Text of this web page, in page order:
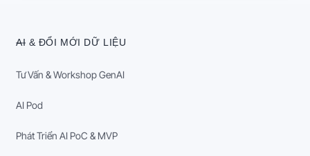
AI & ĐỔI MỚI DỮ LIỆU
Tư Vấn & Workshop GenAI
AI Pod
Phát Triển AI PoC & MVP